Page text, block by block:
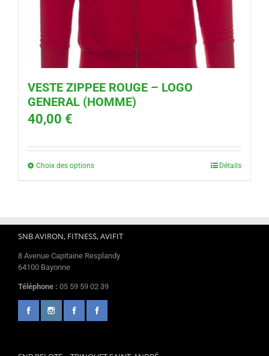
VESTE ZIPPEE ROUGE – LOGO
GENERAL (HOMME)
40,00 €
Choix des options Détails
SNB AVIRON, FITNESS, AVIFIT
8 Avenue Capitaine Resplandy
64100 Bayonne
Téléphone : 05 59 59 02 39